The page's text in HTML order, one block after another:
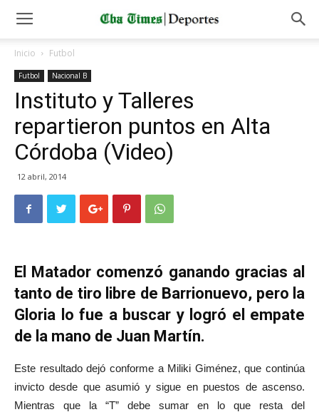
Inicio Futbol
Futbol Nacional B
Instituto y Talleres
repartieron puntos en Alta
Córdoba (Video)
12 abril, 2014
El Matador comenzó ganando gracias al
tanto de tiro libre de Barrionuevo, pero la
Gloria lo fue a buscar y logró el empate
de la mano de Juan Martín.
Este resultado dejó conforme a Miliki Giménez, que continúa
invicto desde que asumió y sigue en puestos de ascenso.
Mientras que la “T” debe sumar en lo que resta del